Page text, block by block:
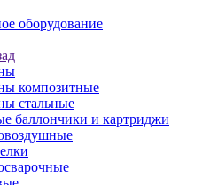
оборудование
композитные
стальные
баллончики и картриджи